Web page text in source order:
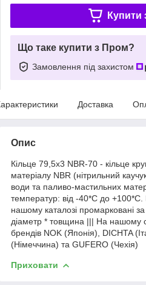
Купити
Що таке купити з Пром?
Замовлення під захистом
Доставка
Опис
Кільце 79,5х3 NBR-70 - кільце
матеріалу NBR (нітрильний
води та паливо-мастильних
температур: від -40*С до
нашому каталозі промарковані
діаметр * товщина ||| На нашому
брендів NOK (Японія), DICHTA
(Німеччина) та GUFERO (Чехія)
Приховати